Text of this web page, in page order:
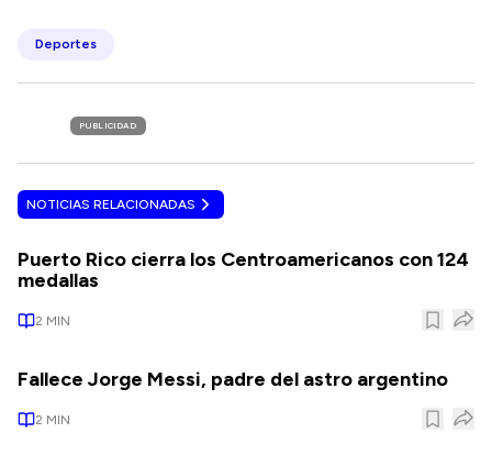
Deportes
PUBLICIDAD
NOTICIAS RELACIONADAS
Puerto Rico cierra los Centroamericanos con 124
medallas
2 MIN
Fallece Jorge Messi, padre del astro argentino
2 MIN